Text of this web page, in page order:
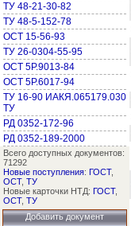
ТУ 48-21-30-82
ТУ 48-5-152-78
ОСТ 15-56-93
ТУ 26-0304-55-95
ОСТ 5Р.9013-84
ОСТ 5Р.6017-94
ТУ 16-90 ИАКЯ.065179.030
ТУ
РД 0352-172-96
РД 0352-189-2000
Всего доступных документов:
71292
Новые поступления: ГОСТ,
ОСТ, ТУ
Новые карточки НТД: ГОСТ,
ОСТ, ТУ
Добавить документ